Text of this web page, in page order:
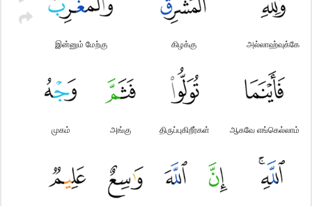
அல்லாஹ்வுக்கே
கிழக்கு
இன்னும் மேற்கு
ஆகவே எங்கெல்லாம்
திருப்புகிறீர்கள்
அங்கு
முகம்